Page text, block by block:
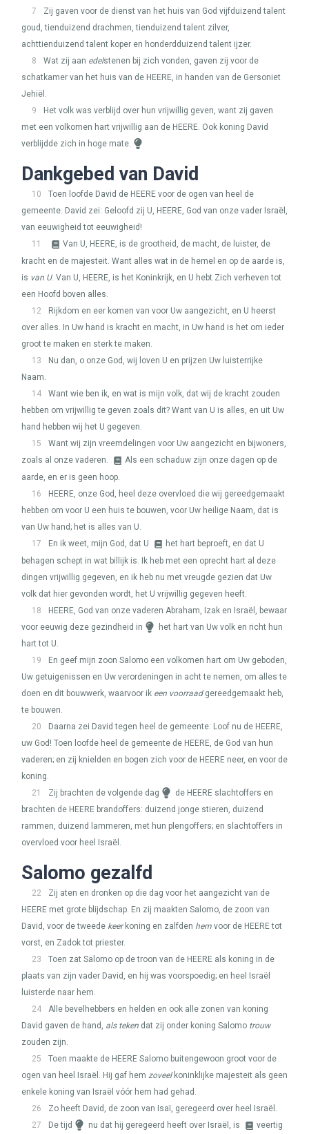
7
Zij gaven voor de dienst van het huis van God vijfduizend talent
goud, tienduizend drachmen, tienduizend talent zilver,
achttienduizend talent koper en honderdduizend talent ijzer.
8
Wat zij aan edelstenen bij zich vonden, gaven zij voor de
schatkamer van het huis van de HEERE, in handen van de Gersoniet
Jehiël.
9
Het volk was verblijd over hun vrijwillig geven, want zij gaven
met een volkomen hart vrijwillig aan de HEERE. Ook koning David
verblijdde zich in hoge mate.
Dankgebed van David
10 Toen loofde David de HEERE voor de ogen van heel de
gemeente. David zei: Geloofd zij U, HEERE, God van onze vader Israël,
van eeuwigheid tot eeuwigheid!
11
Van U, HEERE, is de grootheid, de macht, de luister, de
kracht en de majesteit. Want alles wat in de hemel en op de aarde is,
is van U. Van U, HEERE, is het Koninkrijk, en U hebt Zich verheven tot
een Hoofd boven alles.
12
Rijkdom en eer komen van voor Uw aangezicht, en U heerst
over alles. In Uw hand is kracht en macht, in Uw hand is het om ieder
groot te maken en sterk te maken.
13
Nu dan, o onze God, wij loven U en prijzen Uw luisterrijke
Naam.
14
Want wie ben ik, en wat is mijn volk, dat wij de kracht zouden
hebben om vrijwillig te geven zoals dit? Want van U is alles, en uit Uw
hand hebben wij het U gegeven.
15
Want wij zijn vreemdelingen voor Uw aangezicht en bijwoners,
zoals al onze vaderen.
Als een schaduw zijn onze dagen op de
aarde, en er is geen hoop.
16
HEERE, onze God, heel deze overvloed die wij gereedgemaakt
hebben om voor U een huis te bouwen, voor Uw heilige Naam, dat is
van Uw hand; het is alles van U.
17
En ik weet, mijn God, dat U
het hart beproeft, en dat U
behagen schept in wat billijk is. Ik heb met een oprecht hart al deze
dingen vrijwillig gegeven, en ik heb nu met vreugde gezien dat Uw
volk dat hier gevonden wordt, het U vrijwillig gegeven heeft.
18
HEERE, God van onze vaderen Abraham, Izak en Israël, bewaar
voor eeuwig deze gezindheid in
het hart van Uw volk en richt hun
hart tot U.
19
En geef mijn zoon Salomo een volkomen hart om Uw geboden,
Uw getuigenissen en Uw verordeningen in acht te nemen, om alles te
doen en dit bouwwerk, waarvoor ik een voorraadgereedgemaakt heb,
te bouwen.
20
Daarna zei David tegen heel de gemeente: Loof nu de HEERE,
uw God! Toen loofde heel de gemeente de HEERE, de God van hun
vaderen; en zij knielden en bogen zich voor de HEERE neer, en voor de
koning.
21
Zij brachten de volgende dag de HEERE slachtoffers en
brachten de HEERE brandoffers: duizend jonge stieren, duizend
rammen, duizend lammeren, met hun plengoffers; en slachtoffers in
overvloed voor heel Israël.
Salomo gezalfd
22
Zij aten en dronken op die dag voor het aangezicht van de
HEERE met grote blijdschap. En zij maakten Salomo, de zoon van
David, voor de tweede keerkoning en zalfden hem voor de HEEREtot
vorst, en Zadok tot priester.
23
Toen zat Salomo op de troon van de HEERE als koning in de
plaats van zijn vader David, en hij was voorspoedig; en heel Israël
luisterde naar hem.
24
Alle bevelhebbers en helden en ook alle zonen van koning
David gaven de hand, als teken dat zij onder koning Salomo trouw
zouden zijn.
25
Toen maakte de HEERE Salomo buitengewoon groot voor de
ogen van heel Israël. Hij gaf hem zoveelkoninklijke majesteit als geen
enkele koning van Israël vóór hem had gehad.
26
Zo heeft David, de zoon van Isaï, geregeerd over heel Israël.
27
De tijd nu dat hij geregeerd heeft over Israël, is veertig